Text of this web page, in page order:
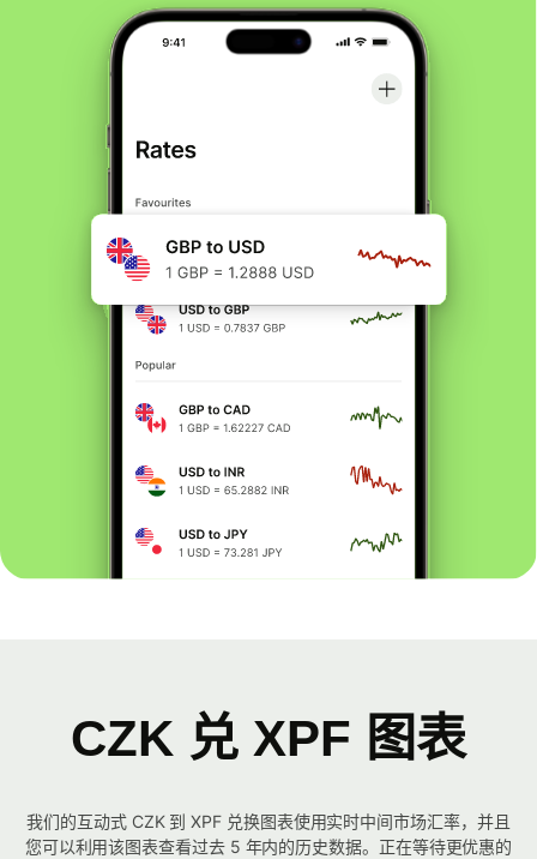
CZK 兑 XPF 图表
我们的互动式 CZK 到 XPF 兑换图表使用实时中间市场汇率，并且
您可以利用该图表查看过去 5 年内的历史数据。正在等待更优惠的